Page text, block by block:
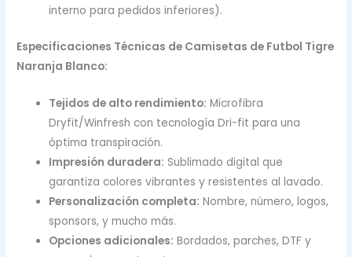
interno para pedidos inferiores).
Especificaciones Técnicas de Camisetas de Futbol Tigre
Naranja Blanco:
Tejidos de alto rendimiento: Microfibra
Dryfit/Winfresh con tecnología Dri-fit para una
óptima transpiración.
Impresión duradera: Sublimado digital que
garantiza colores vibrantes y resistentes al lavado.
Personalización completa: Nombre, número, logos,
sponsors, y mucho más.
Opciones adicionales: Bordados, parches, DTF y